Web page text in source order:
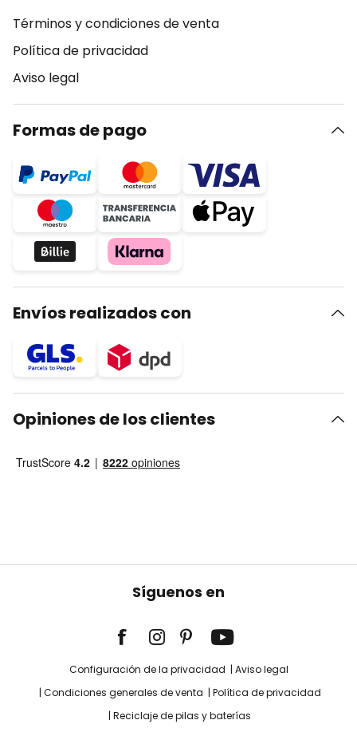
Términos y condiciones de venta
Política de privacidad
Aviso legal
Formas de pago
Envíos realizados con
Opiniones de los clientes
Síguenos en
Configuración de la privacidad
Aviso legal
Condiciones generales de venta
Política de privacidad
Reciclaje de pilas y baterías